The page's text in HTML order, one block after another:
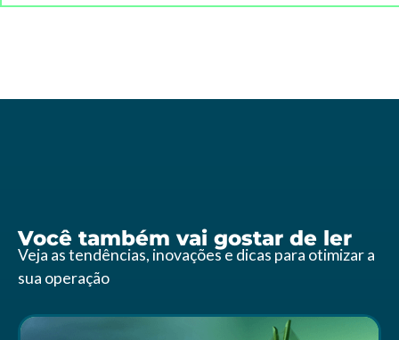
Você também vai gostar de ler
Veja as tendências, inovações e dicas para otimizar a
sua operação